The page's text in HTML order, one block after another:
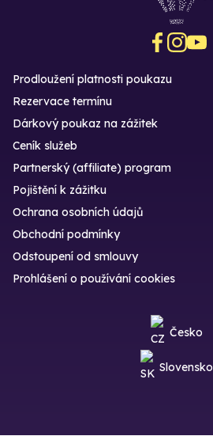
Prodloužení platnosti poukazu
Rezervace termínu
Dárkový poukaz na zážitek
Ceník služeb
Partnerský (affiliate) program
Pojištění k zážitku
Ochrana osobních údajů
Obchodní podmínky
Odstoupení od smlouvy
Prohlášení o používání cookies
Česko
Slovensko